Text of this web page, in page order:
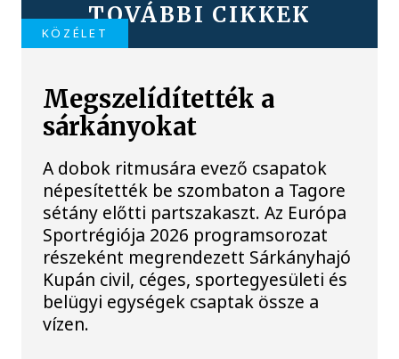
TOVÁBBI CIKKEK
KÖZÉLET
Megszelídítették a
sárkányokat
A dobok ritmusára evező csapatok
népesítették be szombaton a Tagore
sétány előtti partszakaszt. Az Európa
Sportrégiója 2026 programsorozat
részeként megrendezett Sárkányhajó
Kupán civil, céges, sportegyesületi és
belügyi egységek csaptak össze a
vízen.